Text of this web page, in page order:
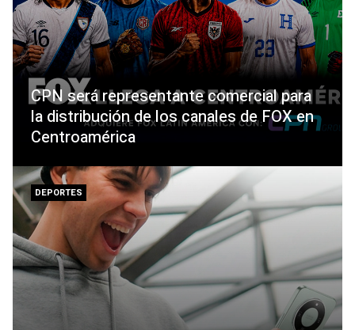
CPN será representante comercial para
la distribución de los canales de FOX en
Centroamérica
DEPORTES